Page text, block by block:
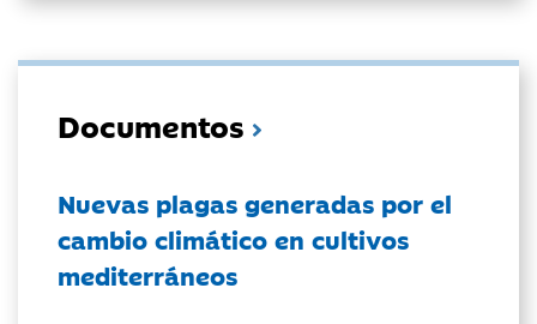
Documentos
Nuevas plagas generadas por el
cambio climático en cultivos
mediterráneos